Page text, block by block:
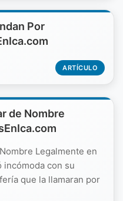
Por
ARTÍCULO
de Nombre
Legalmente en
incómoda con su
que la llamaran por